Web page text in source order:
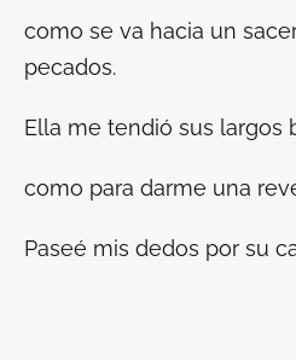
como se va hacia un
pecados.
Ella me tendió sus largos
como para darme una
Paseé mis dedos por su